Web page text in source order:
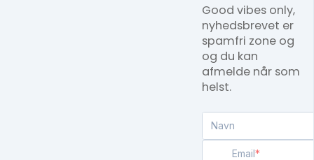
Good vibes only,
nyhedsbrevet er
spamfri zone og
og du kan
afmelde når som
helst.
Navn
Email